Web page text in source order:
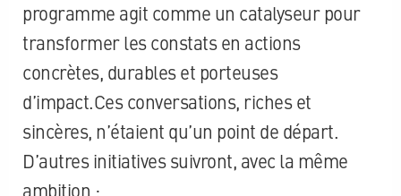
programme agit comme un catalyseur pour
transformer les constats en actions
concrètes, durables et porteuses
d’impact.Ces conversations, riches et
sincères, n’étaient qu’un point de départ.
D’autres initiatives suivront, avec la même
ambition :